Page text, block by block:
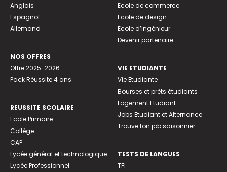
Anglais
Espagnol
Allemand
NOS OFFRES
Offre 2025-2026
Pack Réussite 4 ans
REUSSITE SCOLAIRE
Ecole Primaire
Collège
CAP
Lycée général et technologique
Lycée Professionnel
Ecole de commerce
Ecole de design
Ecole d’ingénieur
Devenir partenaire
VIE ETUDIANTE
Vie Etudiante
Bourses et prêts étudiants
Logement Etudiant
Jobs Etudiant et Alternance
Trouve ton job saisonnier
TESTS DE LANGUES
TFI